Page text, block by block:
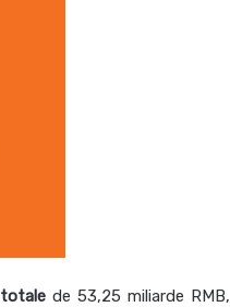
de 53,25 miliarde RMB,